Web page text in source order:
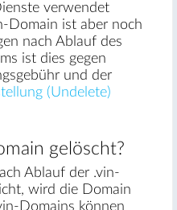
verwendet
Domain ist aber noch
nach Ablauf des
ist dies gegen
und der
(Undelete)
gelöscht?
Ablauf der .vin-
wird die Domain
Domains können